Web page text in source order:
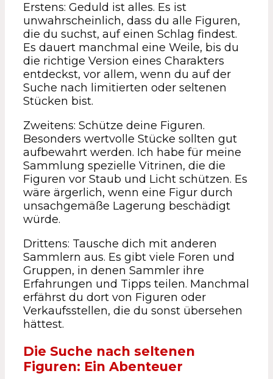
Erstens: Geduld ist alles. Es ist
unwahrscheinlich, dass du alle Figuren,
die du suchst, auf einen Schlag findest.
Es dauert manchmal eine Weile, bis du
die richtige Version eines Charakters
entdeckst, vor allem, wenn du auf der
Suche nach limitierten oder seltenen
Stücken bist.
Zweitens: Schütze deine Figuren.
Besonders wertvolle Stücke sollten gut
aufbewahrt werden. Ich habe für meine
Sammlung spezielle Vitrinen, die die
Figuren vor Staub und Licht schützen. Es
wäre ärgerlich, wenn eine Figur durch
unsachgemäße Lagerung beschädigt
würde.
Drittens: Tausche dich mit anderen
Sammlern aus. Es gibt viele Foren und
Gruppen, in denen Sammler ihre
Erfahrungen und Tipps teilen. Manchmal
erfährst du dort von Figuren oder
Verkaufsstellen, die du sonst übersehen
hättest.
Die Suche nach seltenen
Figuren: Ein Abenteuer